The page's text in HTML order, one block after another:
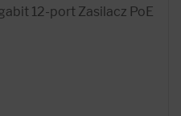
12-port Zasilacz PoE